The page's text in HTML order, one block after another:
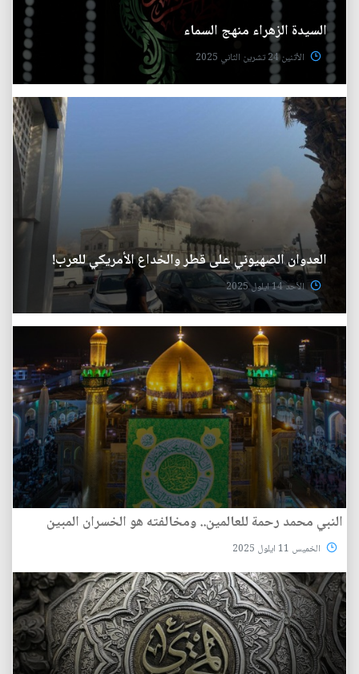
السيدة الزهراء منهج السماء
الأثنين 24 تشرين الثاني 2025
العدوان الصهيوني على قطر والخداع الأمريكي للعرب!
الأحد 14 ايلول 2025
النبي محمد رحمة للعالمين.. ومخالفته هو الخسران المبين
الخميس 11 ايلول 2025